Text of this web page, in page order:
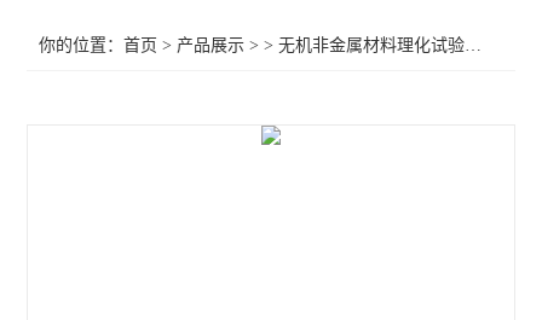
弹性模量仪
你的位置：首页 > 产品展示 > >无机非金属材料理化试验仪